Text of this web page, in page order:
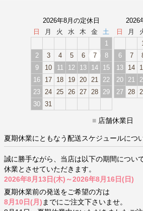
2026年8月の定休日
日
月 火 水 木 金
土
1
2
3 4 5 6 7
8
9
10 11 12 13 14
15
16
17 18 19 20 21
22
23 24 25 26 27 28
29
30 31
2026
日
月
6
7
13
14
20
21
27 28
■ 店舗休業日
夏期休業にともなう配送スケジュールにつ
誠に勝手ながら、当店は以下の期間につい
休業とさせていただきます。
2026年8月13日(木)～2026年8月16日(日)
夏期休業前の発送をご希望の方は
8月10日(月) までにご注文下さいませ。